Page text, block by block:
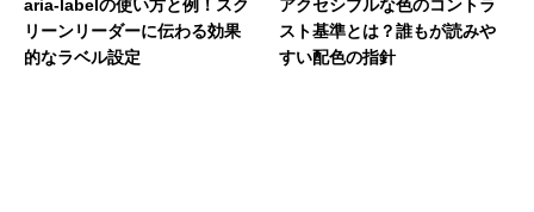
aria-labelの使い方と例！スク
リーンリーダーに伝わる効果
的なラベル設定
アクセシブルな色のコントラ
スト基準とは？誰もが読みや
すい配色の指針